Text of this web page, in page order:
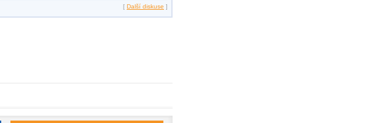
[ Další diskuse ]